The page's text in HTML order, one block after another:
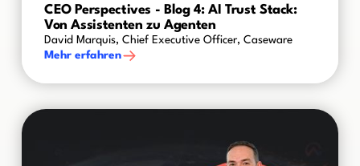
CEO Perspectives - Blog 4: AI Trust Stack:
Von Assistenten zu Agenten
David Marquis, Chief Executive Officer, Caseware
Mehr erfahren